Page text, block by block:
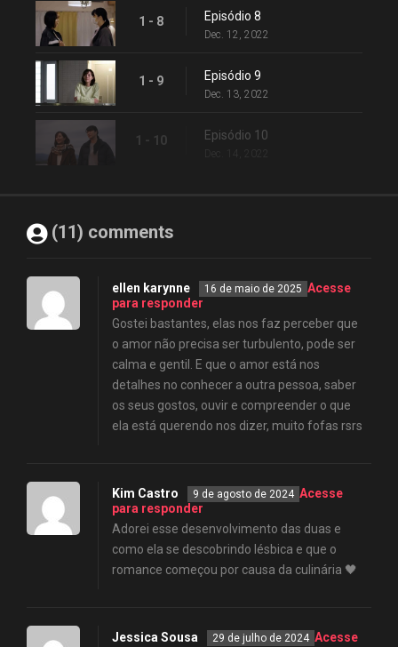
1 - 8 Episódio 8
Dec. 12, 2022
1 - 9 Episódio 9
Dec. 13, 2022
1 - 10 Episódio 10
(11) comments
ellen karynne 16 de maio de 2025 Acesse
para responder
Gostei bastantes, elas nos faz perceber que
o amor não precisa ser turbulento, pode ser
calma e gentil. E que o amor está nos
detalhes no conhecer a outra pessoa, saber
os seus gostos, ouvir e compreender o que
ela está querendo nos dizer, muito fofas rsrs
Kim Castro 9 de agosto de 2024 Acesse
para responder
Adorei esse desenvolvimento das duas e
como ela se descobrindo lésbica e que o
romance começou por causa da culinária 🖤
Jessica Sousa 29 de julho de 2024 Acesse